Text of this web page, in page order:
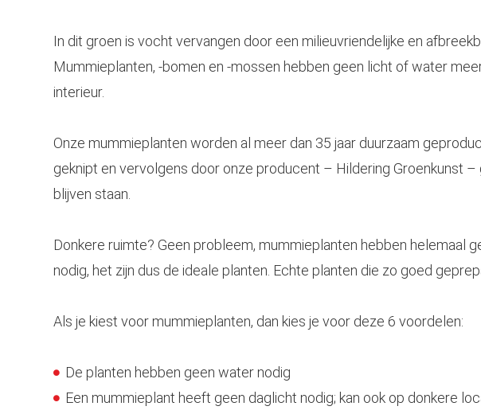
In dit groen is vocht vervangen door een milieuvriendelijke en
Mummieplanten, -bomen en -mossen hebben geen licht of water
interieur.
Onze mummieplanten worden al meer dan 35 jaar duurzaam
geknipt en vervolgens door onze producent – Hildering Groenkunst
blijven staan.
Donkere ruimte? Geen probleem, mummieplanten hebben helemaal
nodig, het zijn dus de ideale planten. Echte planten die zo goed
Als je kiest voor mummieplanten, dan kies je voor deze 6 voordelen:
De planten hebben geen water nodig
Een mummieplant heeft geen daglicht nodig; kan ook op donkere